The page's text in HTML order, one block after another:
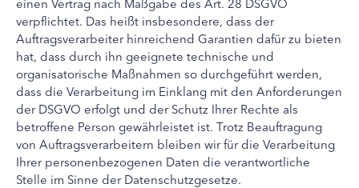
verpflichtet. Das heißt insbesondere, dass der
Auftragsverarbeiter hinreichend Garantien dafür zu bieten
hat, dass durch ihn geeignete technische und
organisatorische Maßnahmen so durchgeführt werden,
dass die Verarbeitung im Einklang mit den Anforderungen
der DSGVO erfolgt und der Schutz Ihrer Rechte als
betroffene Person gewährleistet ist. Trotz Beauftragung
von Auftragsverarbeitern bleiben wir für die Verarbeitung
Ihrer personenbezogenen Daten die verantwortliche
Stelle im Sinne der Datenschutzgesetze.